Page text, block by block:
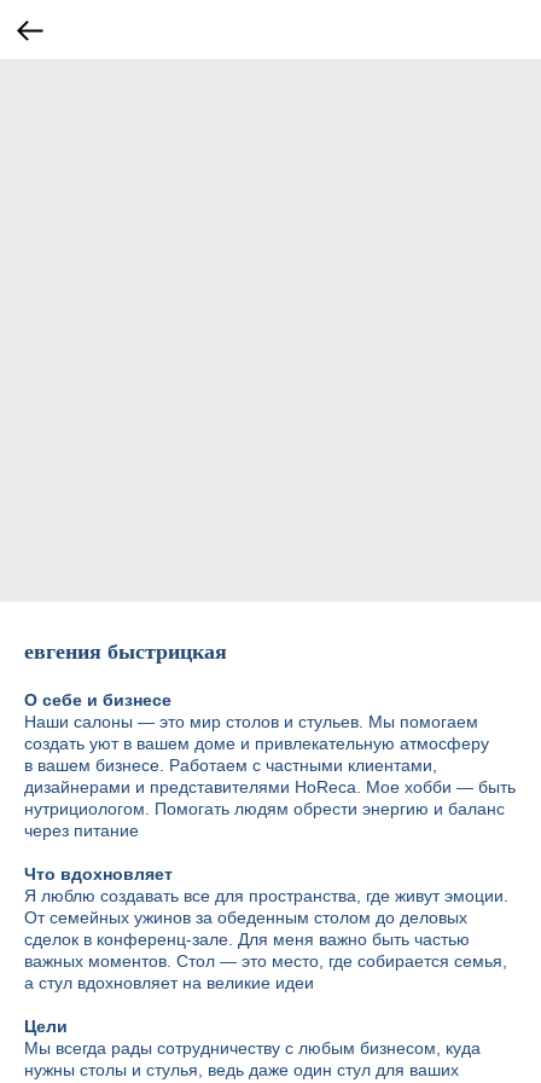
евгения быстрицкая
О себе и бизнесе
Наши салоны — это мир столов и стульев. Мы помогаем
создать уют в вашем доме и привлекательную атмосферу
в вашем бизнесе. Работаем с частными клиентами,
дизайнерами и представителями HoReca. Мое хобби — быть
нутрициологом. Помогать людям обрести энергию и баланс
через питание
Что вдохновляет
Я люблю создавать все для пространства, где живут эмоции.
От семейных ужинов за обеденным столом до деловых
сделок в конференц-зале. Для меня важно быть частью
важных моментов. Стол — это место, где собирается семья,
а стул вдохновляет на великие идеи
Цели
Мы всегда рады сотрудничеству с любым бизнесом, куда
нужны столы и стулья, ведь даже один стул для ваших